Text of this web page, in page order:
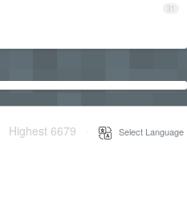
31
Highest 6679 Select Language